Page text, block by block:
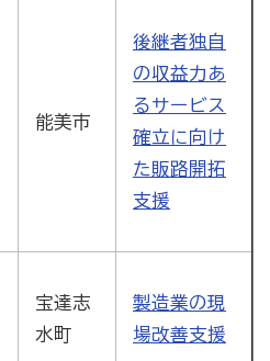
能美市
後継者独自
の収益力あ
るサービス
確立に向け
た販路開拓
支援
宝達志
水町
製造業の現
場改善支援